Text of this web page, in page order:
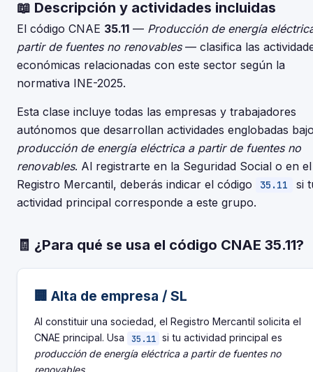
📖 Descripción y actividades incluidas
El código CNAE 35.11 — Producción de energía
partir de fuentes no renovables— clasifica las
económicas relacionadas con este sector según la
normativa INE-2025.
Esta clase incluye todas las empresas y trabajadores
autónomos que desarrollan actividades englobadas
producción de energía eléctrica a partir de fuentes no
renovables. Al registrarte en la Seguridad Social o en el
Registro Mercantil, deberás indicar el código
35.11
si
actividad principal corresponde a este grupo.
🧾 ¿Para qué se usa el código CNAE 35.11?
🏢 Alta de empresa / SL
Al constituir una sociedad, el Registro Mercantil solicita el
CNAE principal. Usa
35.11 si tu actividad principal es
producción de energía eléctrica a partir de fuentes no